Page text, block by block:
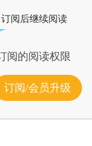
阅后继续阅读
阅的阅读权限
订阅/会员升级